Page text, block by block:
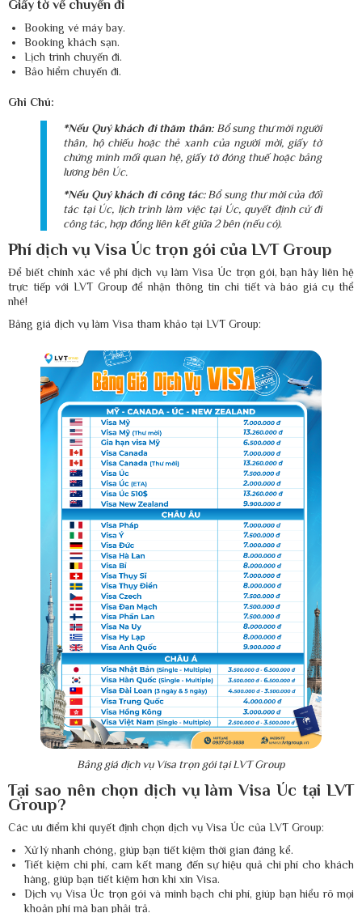
Giấy tờ về chuyến đi
Booking vé máy bay.
Booking khách sạn.
Lịch trình chuyến đi.
Bảo hiểm chuyến đi.
Ghi Chú:
*Nếu Quý khách đi thăm thân:Bổ sung thư mời người
thân, hộ chiếu hoặc thẻ xanh của người mời, giấy tờ
chứng minh mối quan hệ, giấy tờ đóng thuế hoặc bảng
lương bên Úc.
*Nếu Quý khách đi công tác:Bổ sung thư mời của đối
tác tại Úc, lịch trình làm việc tại Úc, quyết định cử đi
công tác, hợp đồng liên kết giữa 2 bên (nếu có).
Phí dịch vụ Visa Úc trọn gói của LVT Group
Để biết chính xác về phí dịch vụ làm Visa Úc trọn gói, bạn hãy liên hệ
trực tiếp với LVT Group để nhận thông tin chi tiết và báo giá cụ thể
nhé!
Bảng giá dịch vụ làm Visa tham khảo tại LVT Group:
Bảng giá dịch vụ Visa trọn gói tại LVT Group
Tại sao nên chọn dịch vụ làm Visa Úc tại LVT
Group?
Các ưu điểm khi quyết định chọn dịch vụ Visa Úc của LVT Group:
Xử lý nhanh chóng, giúp bạn tiết kiệm thời gian đáng kể.
Tiết kiệm chi phí, cam kết mang đến sự hiệu quả chi phí cho khách
hàng, giúp bạn tiết kiệm hơn khi xin Visa.
Dịch vụ Visa Úc trọn gói và minh bạch chi phí, giúp bạn hiểu rõ mọi
khoản phí mà bạn phải trả.